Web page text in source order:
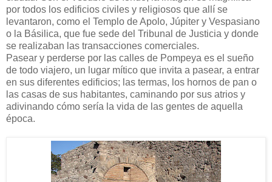
por todos los edificios civiles y religiosos que allí se
levantaron, como el Templo de Apolo, Júpiter y Vespasiano
o la Básilica, que fue sede del Tribunal de Justicia y donde
se realizaban las transacciones comerciales.
Pasear y perderse por las calles de Pompeya es el sueño
de todo viajero, un lugar mítico que invita a pasear, a entrar
en sus diferentes edificios; las termas, los hornos de pan o
las casas de sus habitantes, caminando por sus atrios y
adivinando cómo sería la vida de las gentes de aquella
época.